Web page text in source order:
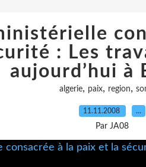
: Les
aujourd’hui à
algerie, paix, region,
11.11.2008 …
Par JA08